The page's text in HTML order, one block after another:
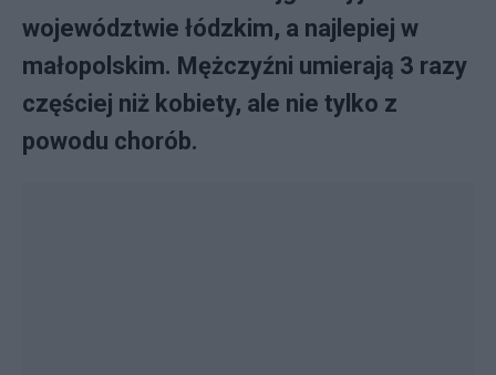
województwie łódzkim, a najlepiej w
małopolskim. Mężczyźni umierają 3 razy
częściej niż kobiety, ale nie tylko z
powodu chorób.